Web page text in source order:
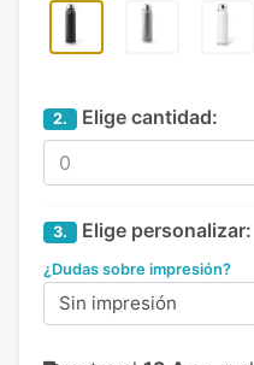
2. Elige cantidad:
3. Elige personalizar:
¿Dudas sobre impresión?
Sin impresión